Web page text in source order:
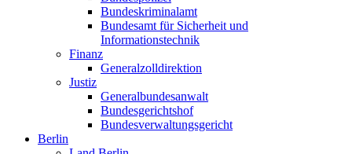
Bundeskriminalamt
Bundesamt für Sicherheit und
Informationstechnik
Finanz
Generalzolldirektion
Justiz
Generalbundesanwalt
Bundesgerichtshof
Bundesverwaltungsgericht
Berlin